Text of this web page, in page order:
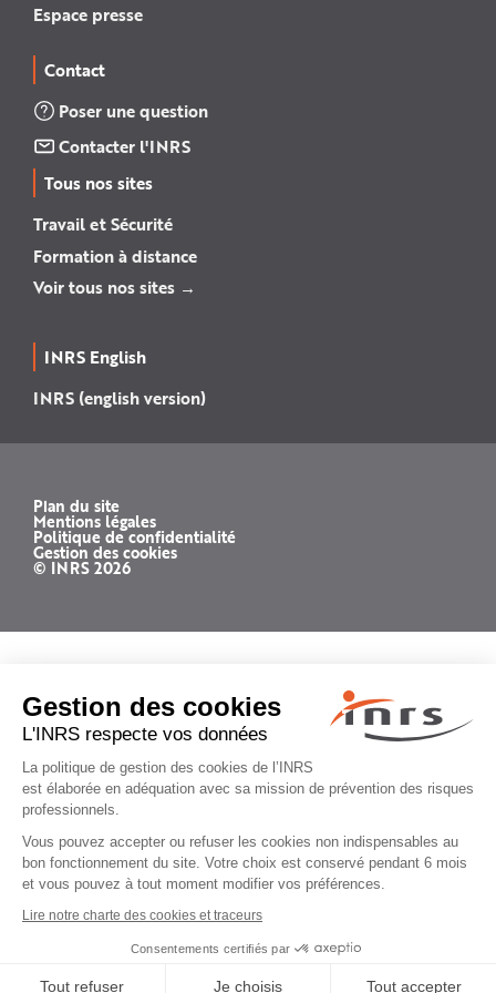
Espace presse
Contact
Poser une question
Contacter l'INRS
Tous nos sites
Travail et Sécurité
Formation à distance
Voir tous nos sites →
INRS English
INRS (english version)
Plan du site
Mentions légales
Politique de confidentialité
Gestion des cookies
© INRS 2026